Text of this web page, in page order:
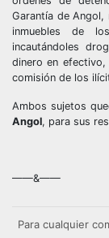
Garantía de Angol,
inmuebles de
incautándoles
dinero en efectivo,
comisión de los
Ambos sujetos
Angol, para sus
——&——
Para cualquier